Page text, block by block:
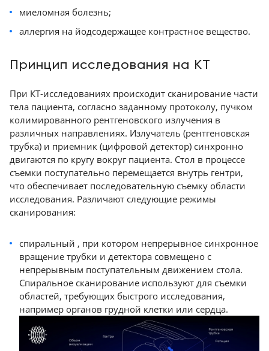
миеломная болезнь;
аллергия на йодсодержащее контрастное вещество.
Принцип исследования на КТ
При КТ-исследованиях происходит сканирование части
тела пациента, согласно заданному протоколу, пучком
колимированного рентгеновского излучения в
различных направлениях. Излучатель (рентгеновская
трубка) и приемник (цифровой детектор) синхронно
двигаются по кругу вокруг пациента. Стол в процессе
съемки поступательно перемещается внутрь гентри,
что обеспечивает последовательную съемку области
исследования. Различают следующие режимы
сканирования:
спиральный , при котором непрерывное синхронное
вращение трубки и детектора совмещено с
непрерывным поступательным движением стола.
Спиральное сканирование используют для съемки
областей, требующих быстрого исследования,
например органов грудной клетки или сердца.